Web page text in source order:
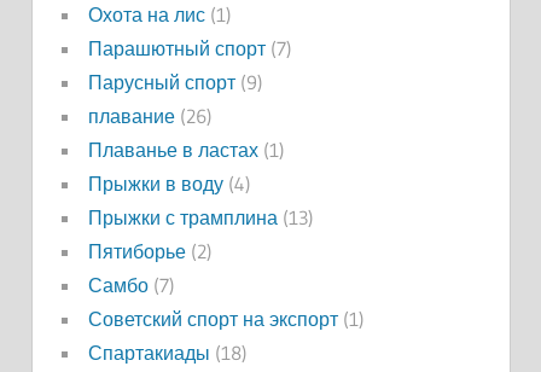
Охота на лис(1)
Парашютный спорт(7)
Парусный спорт(9)
плавание(26)
Плаванье в ластах(1)
Прыжки в воду(4)
Прыжки с трамплина (13)
Пятиборье(2)
Самбо(7)
Советский спорт на экспорт(1)
Спартакиады (18)